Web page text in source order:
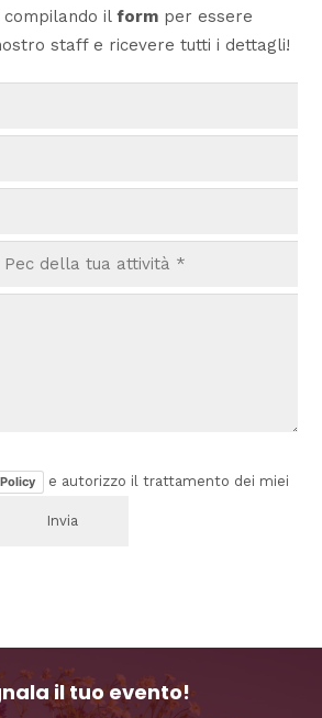
il form per essere
staff e ricevere tutti i dettagli!
e autorizzo il trattamento dei miei
il tuo evento!